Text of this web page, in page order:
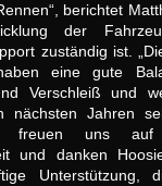
berichtet
der
zuständig ist.
eine gute
Verschleiß und
nächsten Jahren
freuen uns auf
und danken
Unterstützung,